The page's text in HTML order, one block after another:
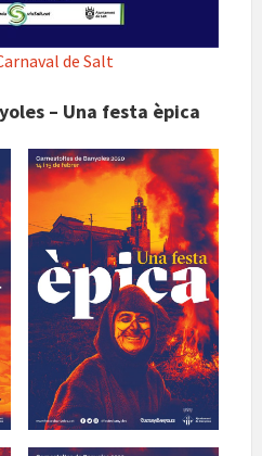
de Salt
– Una festa èpica